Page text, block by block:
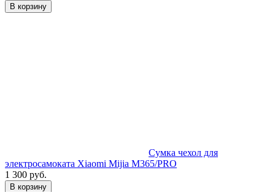
В корзину
Сумка чехол для
электросамоката Xiaomi Mijia M365/PRO
1 300 руб.
В корзину